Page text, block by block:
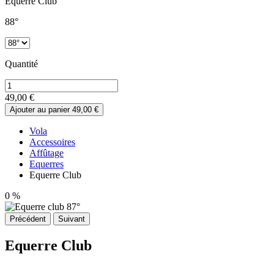
88°
Quantité
49,00 €
Ajouter au panier 49,00 €
Vola
Accessoires
Affûtage
Equerres
Equerre Club
0 %
Précédent Suivant
Equerre Club